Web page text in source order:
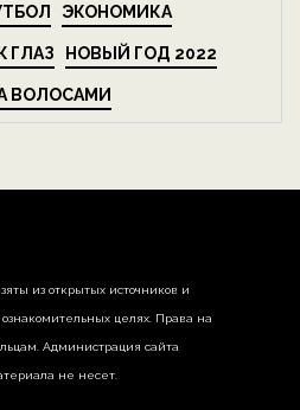
ЭКОНОМИКА
ГЛАЗ НОВЫЙ ГОД 2022
ВОЛОСАМИ
из открытых источников и
целях. Права на
Администрация сайта
не несет.